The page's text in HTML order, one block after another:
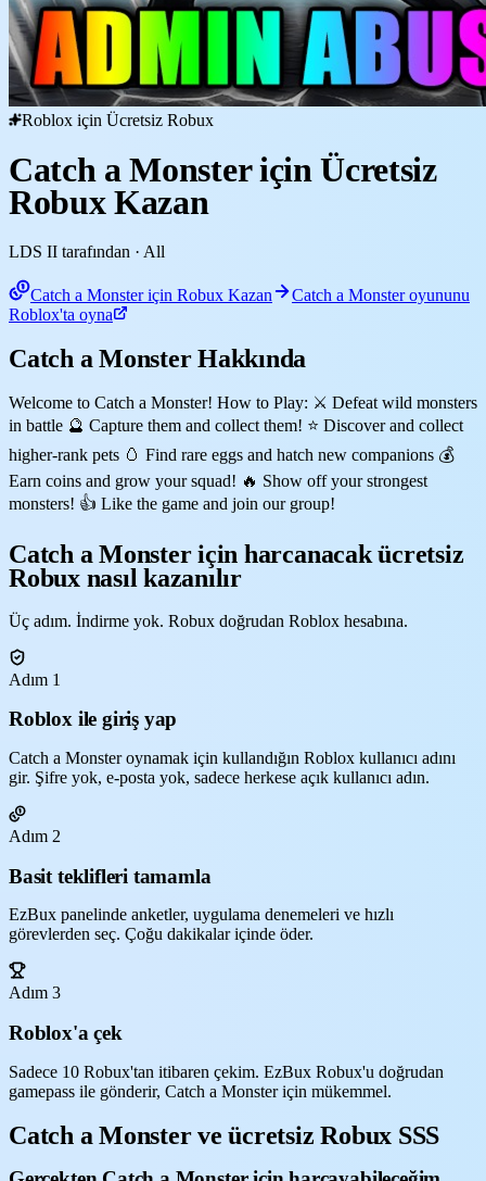
Roblox için Ücretsiz Robux
Catch a Monster için Ücretsiz
Robux Kazan
LDS II tarafından · All
Catch a Monster için Robux Kazan
Catch a Monster oyununu
Roblox'ta oyna
Catch a Monster Hakkında
Welcome to Catch a Monster! How to Play: ⚔️ Defeat wild monsters
in battle 🔮 Capture them and collect them! ⭐ Discover and collect
higher-rank pets 🥚 Find rare eggs and hatch new companions 💰
Earn coins and grow your squad! 🔥 Show off your strongest
monsters! 👍 Like the game and join our group!
Catch a Monster için harcanacak ücretsiz
Robux nasıl kazanılır
Üç adım. İndirme yok. Robux doğrudan Roblox hesabına.
Adım 1
Roblox ile giriş yap
Catch a Monster oynamak için kullandığın Roblox kullanıcı adını
gir. Şifre yok, e-posta yok, sadece herkese açık kullanıcı adın.
Adım 2
Basit teklifleri tamamla
EzBux panelinde anketler, uygulama denemeleri ve hızlı
görevlerden seç. Çoğu dakikalar içinde öder.
Adım 3
Roblox'a çek
Sadece 10 Robux'tan itibaren çekim. EzBux Robux'u doğrudan
gamepass ile gönderir, Catch a Monster için mükemmel.
Catch a Monster ve ücretsiz Robux SSS